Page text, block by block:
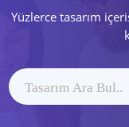
Yüzlerce tasarım